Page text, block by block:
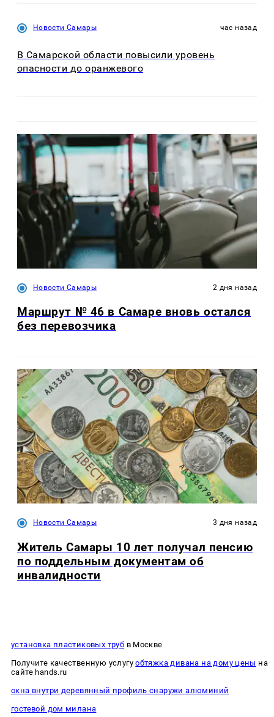
Новости Самары час назад
В Самарской области повысили уровень
опасности до оранжевого
Новости Самары 2 дня назад
Маршрут № 46 в Самаре вновь остался
без перевозчика
Новости Самары 3 дня назад
Житель Самары 10 лет получал пенсию
по поддельным документам об
инвалидности
установка пластиковых труб в Москве
Получите качественную услугуобтяжка дивана на дому цены на
сайте hands.ru
окна внутри деревянный профиль снаружи алюминий
гостевой дом милана